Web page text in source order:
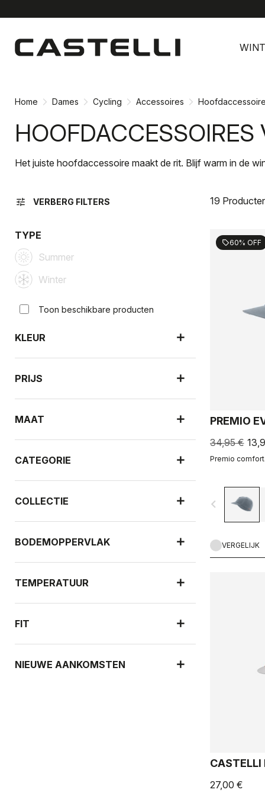
naar
inhoud
naar
navigatie
Home Dames Cycling Accessoires
HOOFDACCESSOIRES
Het juiste hoofdaccessoire maakt de rit. Blijf warm in de
tune VERBERG FILTERS 19
TYPE
Summer
Winter
Toon beschikbare producten
KLEUR
PRIJS
MAAT
CATEGORIE
COLLECTIE
BODEMOPPERVLAK
TEMPERATUUR
FIT
NIEUWE AANKOMSTEN
sell60% OFF
PREMIO
34,95 €
Premio
navigate_before
VERGELIJK
CASTELLI
27,00 €